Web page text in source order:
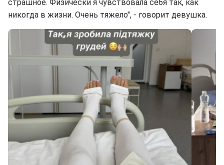
страшное. Физически я чувствовала себя так, как
никогда в жизни. Очень тяжело", - говорит девушка.